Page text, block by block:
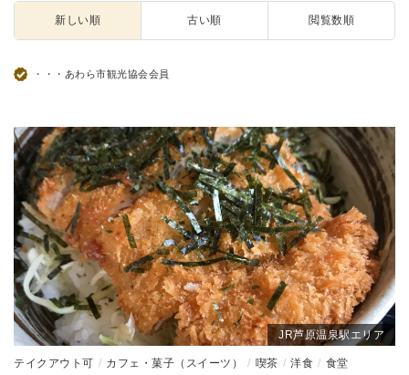
新しい順 古い順 閲覧数順
・・・あわら市観光協会会員
JR芦原温泉駅エリア
テイクアウト可 カフェ・菓子（スイーツ） 喫茶 洋食 食堂